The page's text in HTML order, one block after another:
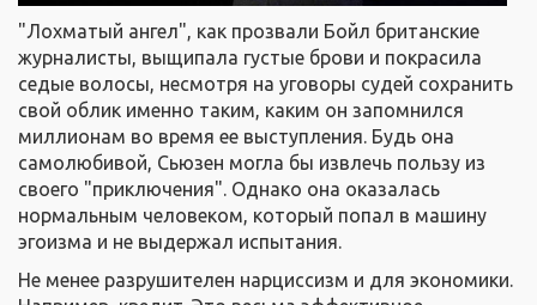
"Лохматый ангел", как прозвали Бойл британские
журналисты, выщипала густые брови и покрасила
седые волосы, несмотря на уговоры судей сохранить
свой облик именно таким, каким он запомнился
миллионам во время ее выступления. Будь она
самолюбивой, Сьюзен могла бы извлечь пользу из
своего "приключения". Однако она оказалась
нормальным человеком, который попал в машину
эгоизма и не выдержал испытания.
Не менее разрушителен нарциссизм и для экономики.